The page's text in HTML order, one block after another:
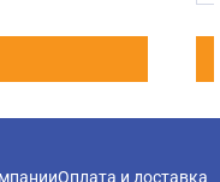
Оплата и доставка